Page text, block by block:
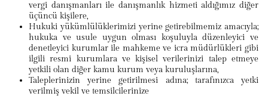
vergi danışmanları ile danışmanlık hizmeti aldığımız diğer
üçüncü kişilere,
Hukuki yükümlülüklerimizi yerine getirebilmemiz amacıyla;
hukuka ve usule uygun olması koşuluyla düzenleyici ve
denetleyici kurumlar ile mahkeme ve icra müdürlükleri gibi
ilgili resmi kurumlara ve kişisel verilerinizi talep etmeye
yetkili olan diğer kamu kurum veya kuruluşlarına,
Taleplerinizin yerine getirilmesi adına; tarafınızca yetki
verilmiş vekil ve temsilcilerinize